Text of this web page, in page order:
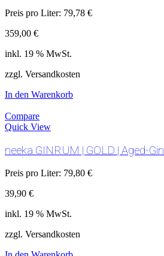
Preis pro Liter: 79,78 €
359,00 €
inkl. 19 % MwSt.
zzgl. Versandkosten
In den Warenkorb
Compare
Quick View
neeka GINRUM | GOLD | Aged-Gin
Preis pro Liter: 79,80 €
39,90 €
inkl. 19 % MwSt.
zzgl. Versandkosten